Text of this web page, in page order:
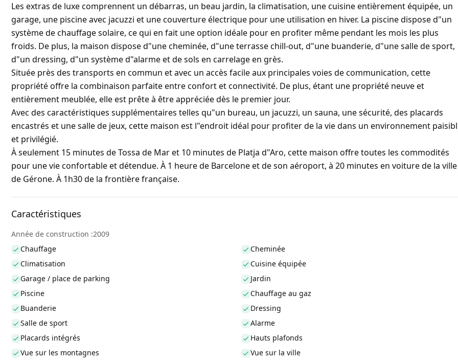
Les extras de luxe comprennent un débarras, un beau jardin, la climatisation, une cuisine entièrement équipée, un
garage, une piscine avec jacuzzi et une couverture électrique pour une utilisation en hiver. La piscine dispose d"un
système de chauffage solaire, ce qui en fait une option idéale pour en profiter même pendant les mois les plus
froids. De plus, la maison dispose d"une cheminée, d"une terrasse chill-out, d"une buanderie, d"une salle de sport,
d"un dressing, d"un système d"alarme et de sols en carrelage en grès.
Située près des transports en commun et avec un accès facile aux principales voies de communication, cette
propriété offre la combinaison parfaite entre confort et connectivité. De plus, étant une propriété neuve et
entièrement meublée, elle est prête à être appréciée dès le premier jour.
Avec des caractéristiques supplémentaires telles qu"un bureau, un jacuzzi, un sauna, une sécurité, des placards
encastrés et une salle de jeux, cette maison est l"endroit idéal pour profiter de la vie dans un environnement
et privilégié.
À seulement 15 minutes de Tossa de Mar et 10 minutes de Platja d"Aro, cette maison offre toutes les commodités
pour une vie confortable et détendue. À 1 heure de Barcelone et de son aéroport, à 20 minutes en voiture de la ville
de Gérone. À 1h30 de la frontière française.
Caractéristiques
Année de construction :2009
Chauffage
Cheminée
Climatisation
Cuisine équipée
Garage / place de parking
Jardin
Piscine
Chauffage au gaz
Buanderie
Dressing
Salle de sport
Alarme
Placards intégrés
Hauts plafonds
Vue sur les montagnes
Vue sur la ville